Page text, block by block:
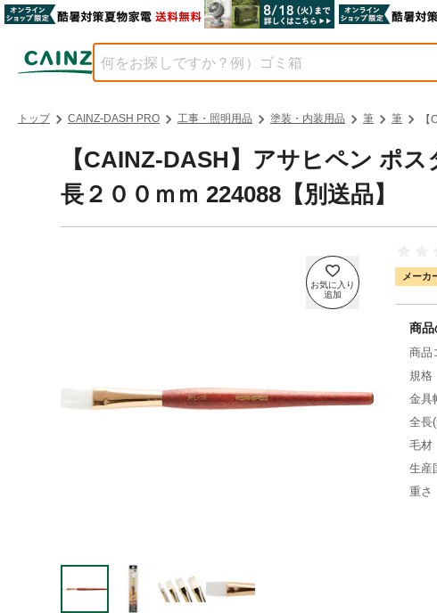
トップ CAINZ-DASH PRO 工事・照明用品 塗装・内装用品 筆 筆
【CAINZ-DASH】アサヒペン
長２００ｍｍ 224088【別送品】
メーカ
商品
商品
規格
金具
全長
毛材
生産
重さ